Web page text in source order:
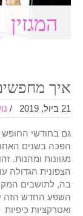
המגזין
איך
21 ביול, 2019 /
גם בחודשי החופש
הפכה בשנים
מגוונות ומהנות.
הצפונית הגדולה
בה, לתושבים
השפע החדש הזה
ואטרקציות